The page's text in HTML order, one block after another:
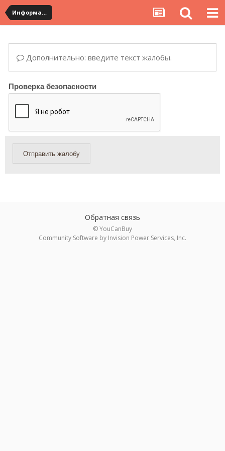
Информация по полученным посылкам
Дополнительно: введите текст жалобы.
Проверка безопасности
Отправить жалобу
Обратная связь
© YouCanBuy
Community Software by Invision Power Services, Inc.